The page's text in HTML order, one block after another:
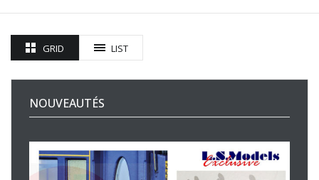
GRID LIST
NOUVEAUTÉS